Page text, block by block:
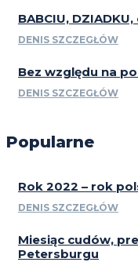
BABCIU,
DENIS SZCZEGŁÓW
Bez względu na
DENIS SZCZEGŁÓW
Popularne
Rok 2022 – rok
DENIS SZCZEGŁÓW
Miesiąc cudów,
Petersburgu